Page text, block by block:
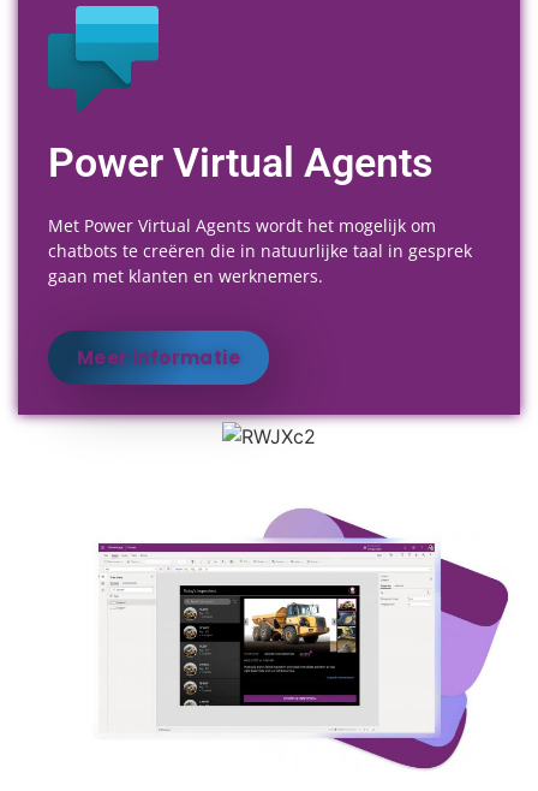
Power Virtual Agents
Met Power Virtual Agents wordt het mogelijk om
chatbots te creëren die in natuurlijke taal in gesprek
gaan met klanten en werknemers.
Meer informatie